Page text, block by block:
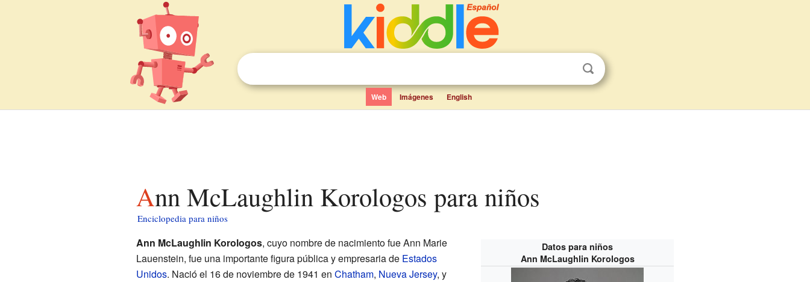
Web Imágenes English
Ann McLaughlin Korologos para niños
Enciclopedia para niños
Datos para niños
Ann McLaughlin Korologos
Ann McLaughlin Korologos, cuyo nombre de nacimiento fue Ann Marie
Lauenstein, fue una importante figura pública y empresaria de Estados
Unidos. Nació el 16 de noviembre de 1941 en Chatham, Nueva Jersey, y